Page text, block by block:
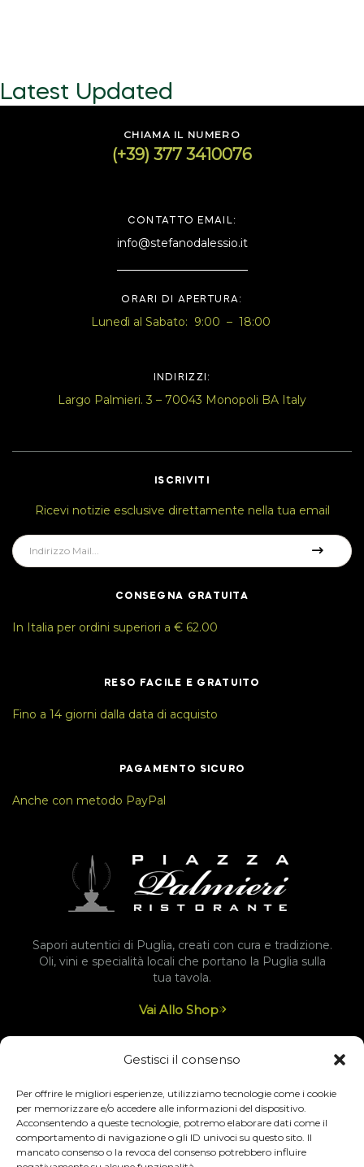
Gestisci il consenso
Per offrire le migliori esperienze, utilizziamo tecnologie come i cookie
per memorizzare e/o accedere alle informazioni del dispositivo.
Acconsentendo a queste tecnologie, potremo elaborare dati come il
comportamento di navigazione o gli ID univoci su questo sito. Il
mancato consenso o la revoca del consenso potrebbero influire
Latest Updated
CHIAMA IL NUMERO
(+39) 377 3410076
CONTATTO EMAIL:
info@stefanodalessio.it
ORARI DI APERTURA:
Lunedì al Sabato: 9:00 – 18:00
INDIRIZZI:
Largo Palmieri. 3 – 70043 Monopoli BA Italy
ISCRIVITI
Ricevi notizie esclusive direttamente nella tua email
CONSEGNA GRATUITA
In Italia per ordini superiori a € 62.00
RESO FACILE E GRATUITO
Fino a 14 giorni dalla data di acquisto
PAGAMENTO SICURO
Anche con metodo PayPal
Sapori autentici di Puglia, creati con cura e tradizione.
Oli, vini e specialità locali che portano la Puglia sulla
tua tavola.
Vai Allo Shop
Monopoli BA P.Iva 07452330728